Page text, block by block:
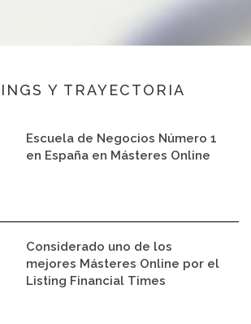
Y TRAYECTORIA
Escuela de Negocios Número 1
en España en Másteres Online
Considerado uno de los
mejores Másteres Online por el
Listing Financial Times